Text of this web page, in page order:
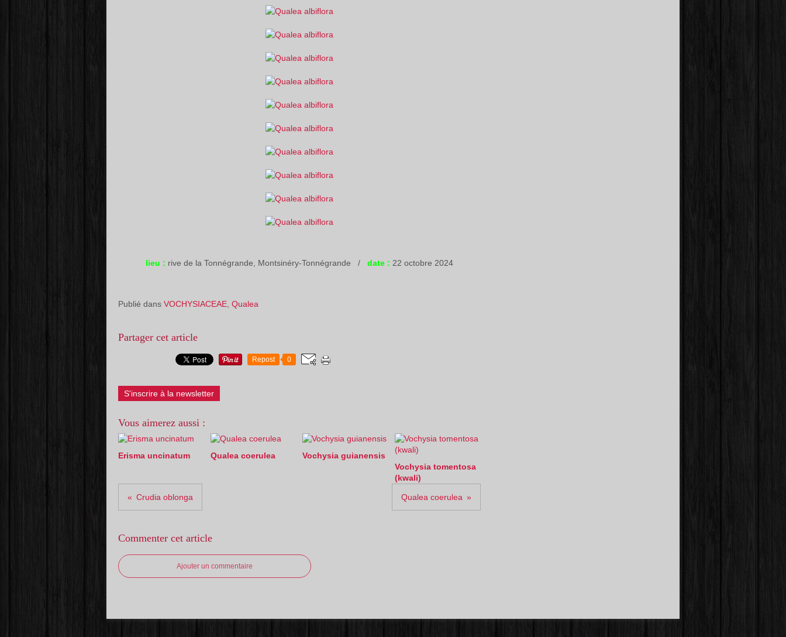
lieu : rive de la Tonnégrande, Montsinéry-Tonnégrande / date : 22 octobre 2024
Publié dans VOCHYSIACEAE Qualea
Partager cet article
Repost 0
S'inscrire à la newsletter
Vous aimerez aussi :
Erisma uncinatum Qualea coerulea
Vochysia guianensis
Vochysia tomentosa
(kwali)
Crudia oblonga Qualea coerulea
Commenter cet article
Ajouter un commentaire